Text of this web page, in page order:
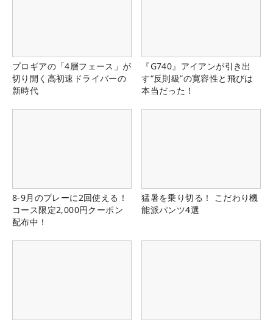
プロギアの「4層フェース」が
切り開く高初速ドライバーの
新時代
『G740』アイアンが引き出
す“反則級”の寛容性と飛びは
本当だった！
8-9月のプレーに2回使える！
コース限定2,000円クーポン
配布中！
猛暑を乗り切る！ こだわり機
能派パンツ4選